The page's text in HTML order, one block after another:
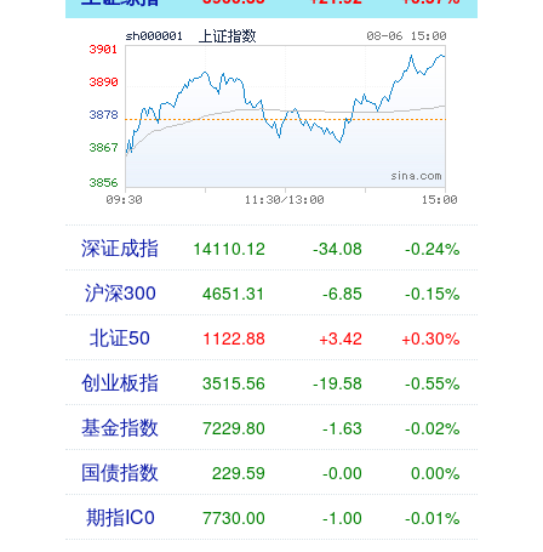
深证成指 14110.12 -34.08 -0.24%
沪深300 4651.31 -6.85 -0.15%
北证50 1122.88 +3.42 +0.30%
创业板指 3515.56 -19.58 -0.55%
基金指数 7229.80 -1.63 -0.02%
国债指数 229.59 -0.00 0.00%
期指IC0 7730.00 -1.00 -0.01%